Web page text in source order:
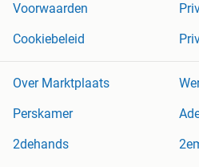
Voorwaarden
Cookiebeleid
Over Marktplaats
Perskamer
2dehands